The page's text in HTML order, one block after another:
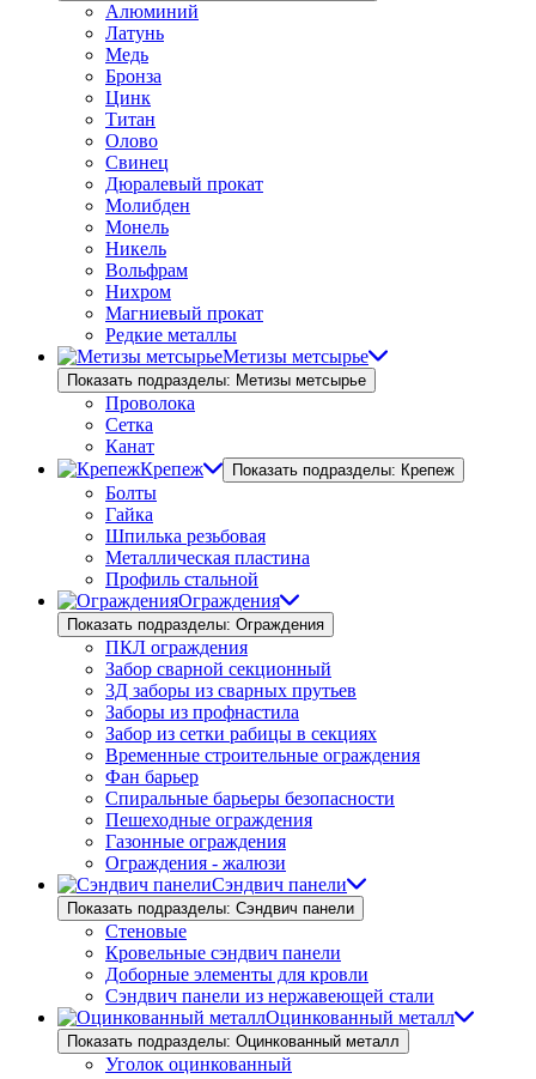
Алюминий
Латунь
Медь
Бронза
Цинк
Титан
Олово
Свинец
Дюралевый прокат
Молибден
Монель
Никель
Вольфрам
Нихром
Магниевый прокат
Редкие металлы
Метизы метсырье
Показать подразделы: Метизы метсырье
Проволока
Сетка
Канат
Крепеж
Показать подразделы: Крепеж
Болты
Гайка
Шпилька резьбовая
Металлическая пластина
Профиль стальной
Ограждения
Показать подразделы: Ограждения
ПКЛ ограждения
Забор сварной секционный
3Д заборы из сварных прутьев
Заборы из профнастила
Забор из сетки рабицы в секциях
Временные строительные ограждения
Фан барьер
Спиральные барьеры безопасности
Пешеходные ограждения
Газонные ограждения
Ограждения - жалюзи
Сэндвич панели
Показать подразделы: Сэндвич панели
Стеновые
Кровельные сэндвич панели
Доборные элементы для кровли
Сэндвич панели из нержавеющей стали
Оцинкованный металл
Показать подразделы: Оцинкованный металл
Уголок оцинкованный